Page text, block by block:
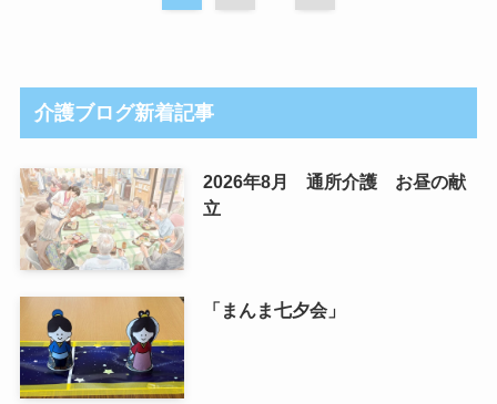
介護ブログ新着記事
2026年8月 通所介護 お昼の献
立
「まんま七夕会」